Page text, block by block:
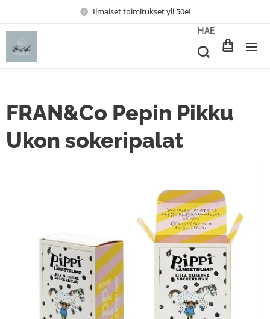
Ilmaiset toimitukset yli 50e!
HAE
FRAN&Co Pepin Pikku
Ukon sokeripalat